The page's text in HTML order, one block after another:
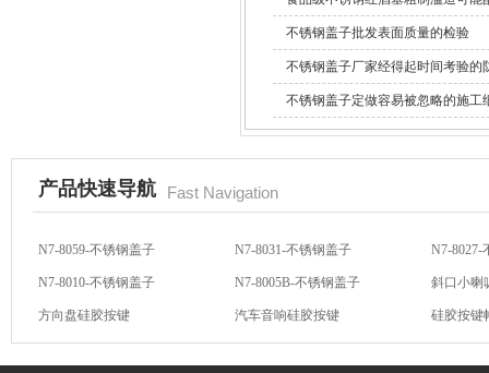
玻璃瓶盖密封圈
不锈钢盖子批发表面质量的检验
不锈钢盖子厂家经得起时间考验的
不锈钢盖子定做容易被忽略的施工
产品快速导航 Fast Navigation
N7-8059-不锈钢盖子 N7-8031-不锈钢盖子 N7-8027-
N7-8010-不锈钢盖子 N7-8005B-不锈钢盖子 斜口小喇
方向盘硅胶按键 汽车音响硅胶按键 硅胶按键
汽车音响导电硅胶按键 轻触开关硅胶按键 汽车音响